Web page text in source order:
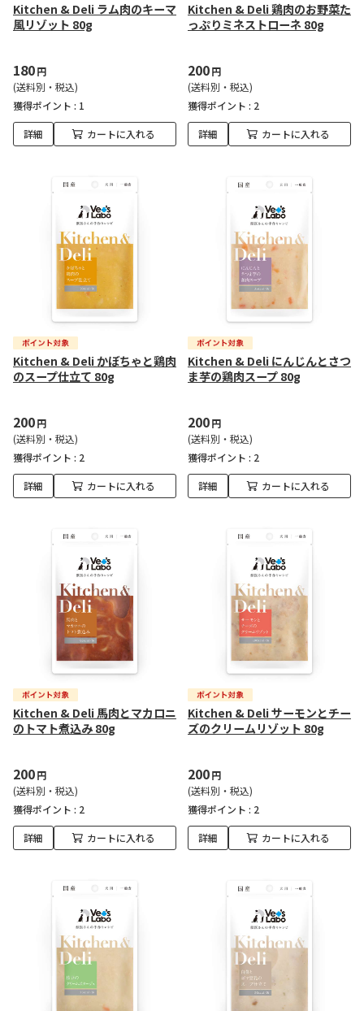
Kitchen & Deli ラム肉のキーマ
風リゾット 80g
180円
(送料別・税込)
獲得ポイント : 1
詳細 カートに入れる
Kitchen & Deli 鶏肉のお野菜た
っぷりミネストローネ 80g
200円
(送料別・税込)
獲得ポイント : 2
詳細 カートに入れる
Kitchen & Deli かぼちゃと鶏肉
のスープ仕立て 80g
200円
(送料別・税込)
獲得ポイント : 2
詳細 カートに入れる
Kitchen & Deli にんじんとさつ
ま芋の鶏肉スープ 80g
200円
(送料別・税込)
獲得ポイント : 2
詳細 カートに入れる
Kitchen & Deli 馬肉とマカロニ
のトマト煮込み 80g
200円
(送料別・税込)
獲得ポイント : 2
詳細 カートに入れる
Kitchen & Deli サーモンとチー
ズのクリームリゾット 80g
200円
(送料別・税込)
獲得ポイント : 2
詳細 カートに入れる